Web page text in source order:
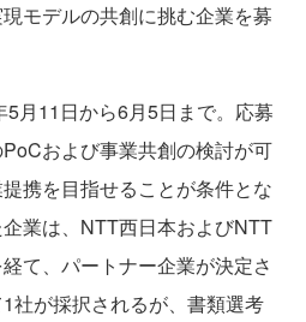
モデルの共創に挑む企業を募
月11日から6月5日まで。応募
および事業共創の検討が可
携を目指せることが条件とな
業は、NTT西日本およびNTT
て、パートナー企業が決定さ
社が採択されるが、書類選考